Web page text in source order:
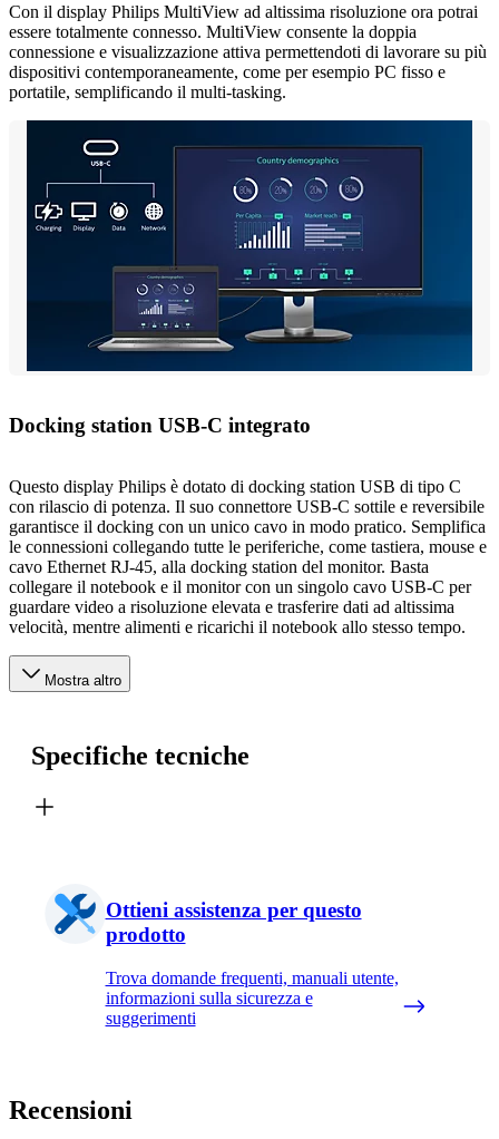
Con il display Philips MultiView ad altissima risoluzione ora potrai
essere totalmente connesso. MultiView consente la doppia
connessione e visualizzazione attiva permettendoti di lavorare su più
dispositivi contemporaneamente, come per esempio PC fisso e
portatile, semplificando il multi-tasking.
Docking station USB-C integrato
Questo display Philips è dotato di docking station USB di tipo C
con rilascio di potenza. Il suo connettore USB-C sottile e reversibile
garantisce il docking con un unico cavo in modo pratico. Semplifica
le connessioni collegando tutte le periferiche, come tastiera, mouse e
cavo Ethernet RJ-45, alla docking station del monitor. Basta
collegare il notebook e il monitor con un singolo cavo USB-C per
guardare video a risoluzione elevata e trasferire dati ad altissima
velocità, mentre alimenti e ricarichi il notebook allo stesso tempo.
Mostra altro
Specifiche tecniche
Ottieni assistenza per questo
prodotto
Trova domande frequenti, manuali utente,
informazioni sulla sicurezza e
suggerimenti
Recensioni